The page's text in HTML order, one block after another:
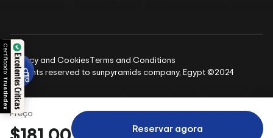
Preço
Reservar agora
All rights reserved to sunpyramids company, Egypt ©2024
Privacy and CookiesTerms and Conditions
Excelentes Críticas
Certificado:
Trustindex